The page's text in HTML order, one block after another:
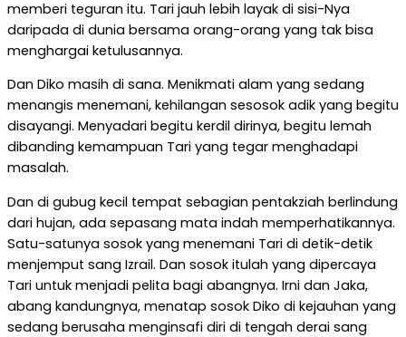
memberi teguran itu. Tari jauh lebih layak di sisi-Nya
daripada di dunia bersama orang-orang yang tak bisa
menghargai ketulusannya.
Dan Diko masih di sana. Menikmati alam yang sedang
menangis menemani, kehilangan sesosok adik yang begitu
disayangi. Menyadari begitu kerdil dirinya, begitu lemah
dibanding kemampuan Tari yang tegar menghadapi
masalah.
Dan di gubug kecil tempat sebagian pentakziah berlindung
dari hujan, ada sepasang mata indah memperhatikannya.
Satu-satunya sosok yang menemani Tari di detik-detik
menjemput sang Izrail. Dan sosok itulah yang dipercaya
Tari untuk menjadi pelita bagi abangnya. Irni dan Jaka,
abang kandungnya, menatap sosok Diko di kejauhan yang
sedang berusaha menginsafi diri di tengah derai sang